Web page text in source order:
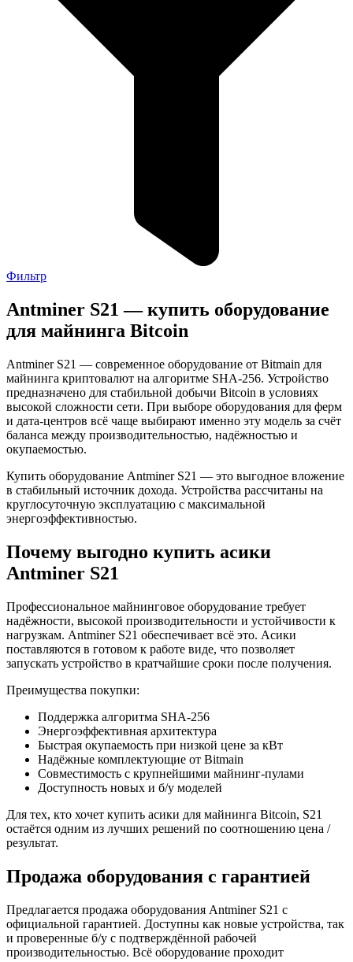
Фильтр
Antminer S21 — купить оборудование
для майнинга Bitcoin
Antminer S21 — современное оборудование от Bitmain для
майнинга криптовалют на алгоритме SHA-256. Устройство
предназначено для стабильной добычи Bitcoin в условиях
высокой сложности сети. При выборе оборудования для ферм
и дата-центров всё чаще выбирают именно эту модель за счёт
баланса между производительностью, надёжностью и
окупаемостью.
Купить оборудование Antminer S21 — это выгодное вложение
в стабильный источник дохода. Устройства рассчитаны на
круглосуточную эксплуатацию с максимальной
энергоэффективностью.
Почему выгодно купить асики
Antminer S21
Профессиональное майнинговое оборудование требует
надёжности, высокой производительности и устойчивости к
нагрузкам. Antminer S21 обеспечивает всё это. Асики
поставляются в готовом к работе виде, что позволяет
запускать устройство в кратчайшие сроки после получения.
Преимущества покупки:
Поддержка алгоритма SHA-256
Энергоэффективная архитектура
Быстрая окупаемость при низкой цене за кВт
Надёжные комплектующие от Bitmain
Совместимость с крупнейшими майнинг-пулами
Доступность новых и б/у моделей
Для тех, кто хочет купить асики для майнинга Bitcoin, S21
остаётся одним из лучших решений по соотношению цена /
результат.
Продажа оборудования с гарантией
Предлагается продажа оборудования Antminer S21 с
официальной гарантией. Доступны как новые устройства, так
и проверенные б/у с подтверждённой рабочей
производительностью. Всё оборудование проходит